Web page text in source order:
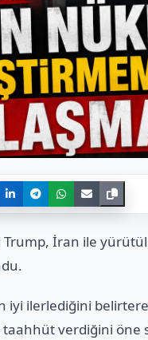
Trump, İran ile
ilerlediğini
verdiğini öne